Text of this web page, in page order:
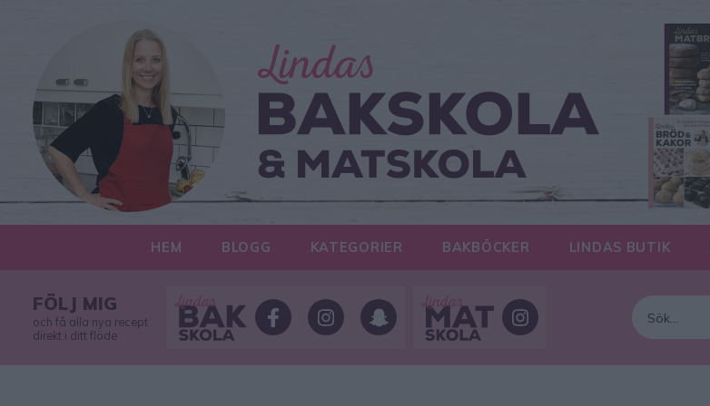
HEM BLOGG KATEGORIER BAKBÖCKER LINDAS BUTIK
FÖLJ MIG
och få alla nya recept
direkt i ditt flöde